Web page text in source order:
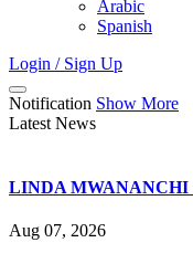
Arabic
Spanish
Login / Sign Up
Notification Show More
Latest News
LINDA
Aug 07, 2026